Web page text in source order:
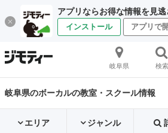
アプリならお得な情報を見逃
インストール アプリで
岐阜県 検索
岐阜県のボーカルの教室・スクール情報
エリア ジャンル